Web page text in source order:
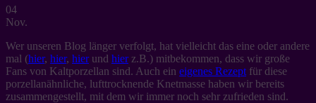
04
Nov.
Wer unseren Blog länger verfolgt, hat vielleicht das eine oder andere
mal (hier, hier, hierund hierz.B.) mitbekommen, dass wir große
Fans von Kaltporzellan sind. Auch ein eigenes Rezept für diese
porzellanähnliche, lufttrocknende Knetmasse haben wir bereits
zusammengestellt, mit dem wir immer noch sehr zufrieden sind.